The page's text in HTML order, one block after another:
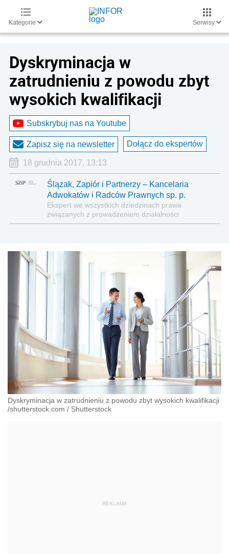
Kategorie Serwisy
Dyskryminacja w
zatrudnieniu z powodu zbyt
wysokich kwalifikacji
Subskrybuj nas na Youtube
Zapisz się na newsletter Dołącz do ekspertów
18 grudnia 2017, 13:13
Ślązak, Zapiór i Partnerzy – Kancelaria
Adwokatów i Radców Prawnych sp. p.
Ekspert we wszystkich dziedzinach prawa
związanych z prowadzeniem działalności
gospodarczej
Dyskryminacja w zatrudnieniu z powodu zbyt wysokich kwalifikacji
/shutterstock.com / Shutterstock